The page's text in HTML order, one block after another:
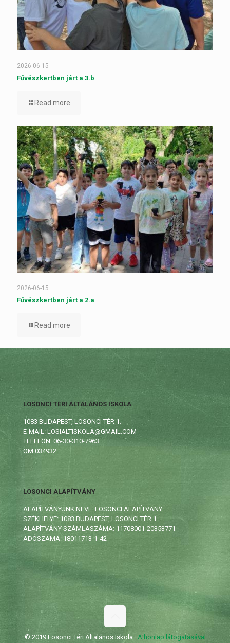
2026-06-15
Fűvészkertben járt a 3.b
Read more
2026-06-15
Fűvészkertben járt a 2.a
Read more
LOSONCI TÉRI ÁLTALÁNOS ISKOLA
1083 BUDAPEST, LOSONCI TÉR 1.
E-MAIL: LOSIALTISKOLA@GMAIL.COM
TELEFON: 06-30-310-7963
OM 034932
LOSONCI ALAPÍTVÁNY
ALAPÍTVÁNYUNK NEVE: LOSONCI ALAPÍTVÁNY
SZÉKHELYE: 1083 BUDAPEST, LOSONCI TÉR 1.
ALAPÍTVÁNY SZÁMLASZÁMA: 11708001-20353771
ADÓSZÁMA: 18011713-1-42
© 2019 Losonci Téri Általános Iskola : A honlap látogatásával